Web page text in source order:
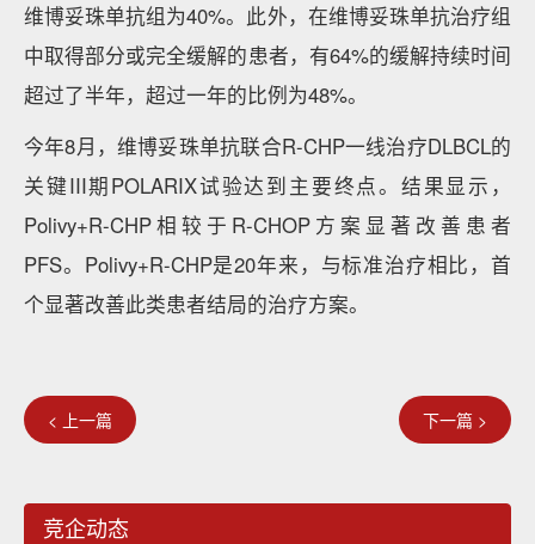
维博妥珠单抗组为40%。此外，在维博妥珠单抗治疗组
中取得部分或完全缓解的患者，有64%的缓解持续时间
超过了半年，超过一年的比例为48%。
今年8月，维博妥珠单抗联合R-CHP一线治疗DLBCL的
关键III期POLARIX试验达到主要终点。结果显示，
Polivy+R-CHP相较于R-CHOP方案显著改善患者
PFS。Polivy+R-CHP是20年来，与标准治疗相比，首
个显著改善此类患者结局的治疗方案。
< 上一篇 下一篇 >
竞企动态